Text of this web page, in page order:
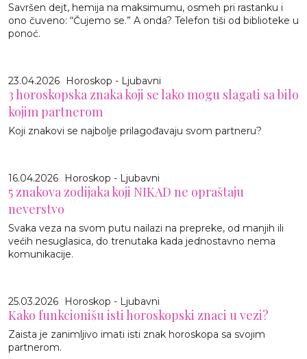
Savršen dejt, hemija na maksimumu, osmeh pri rastanku i
ono čuveno: “Čujemo se.” A onda? Telefon tiši od biblioteke u
ponoć.
23.04.2026 Horoskop - Ljubavni
3 horoskopska znaka koji se lako mogu slagati sa bilo
kojim partnerom
Koji znakovi se najbolje prilagođavaju svom partneru?
16.04.2026 Horoskop - Ljubavni
5 znakova zodijaka koji NIKAD ne opraštaju
neverstvo
Svaka veza na svom putu nailazi na prepreke, od manjih ili
većih nesuglasica, do trenutaka kada jednostavno nema
komunikacije.
25.03.2026 Horoskop - Ljubavni
Kako funkcionišu isti horoskopski znaci u vezi?
Zaista je zanimljivo imati isti znak horoskopa sa svojim
partnerom.